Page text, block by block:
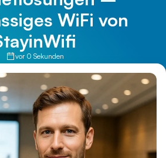
WiFi von
vor 0 Sekunden